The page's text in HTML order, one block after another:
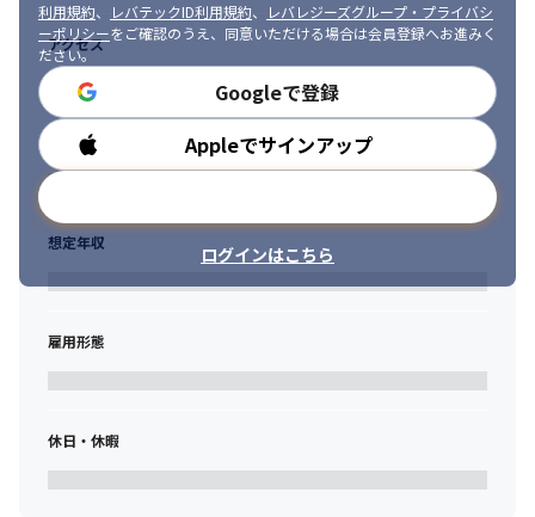
利用規約、 レバテックID利用規約、
レバレジーズグループ・プライバシ
ーポリシーをご確認のうえ、同意いただける場合は会員登録へお進みく
ださい。
Googleで登録
Appleでサインアップ
ログインはこちら
アクセス
勤務時間
想定年収
雇用形態
休日・休暇